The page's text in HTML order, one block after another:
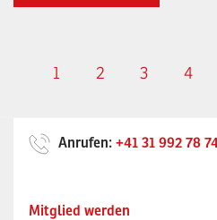
1 2 3 4
Anrufen: +41 31 992 78
Mitglied werden